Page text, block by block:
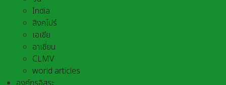
India
สิงคโปร์
เอเชีย
อาเชี่ยน
CLMV
world articles